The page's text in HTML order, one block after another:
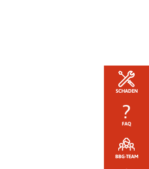
SCHADEN
FAQ
BBG-TEAM